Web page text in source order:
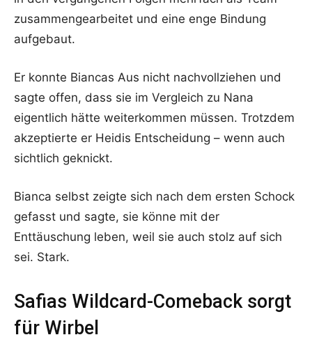
zusammengearbeitet und eine enge Bindung
aufgebaut.
Er konnte Biancas Aus nicht nachvollziehen und
sagte offen, dass sie im Vergleich zu Nana
eigentlich hätte weiterkommen müssen. Trotzdem
akzeptierte er Heidis Entscheidung – wenn auch
sichtlich geknickt.
Bianca selbst zeigte sich nach dem ersten Schock
gefasst und sagte, sie könne mit der
Enttäuschung leben, weil sie auch stolz auf sich
sei. Stark.
Safias Wildcard-Comeback sorgt
für Wirbel